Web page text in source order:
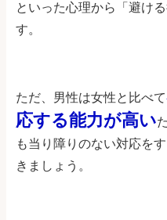
といった心理から「避け
す。
ただ、男性は女性と比べて
応する能力が高い
も当り障りのない対応を
きましょう。